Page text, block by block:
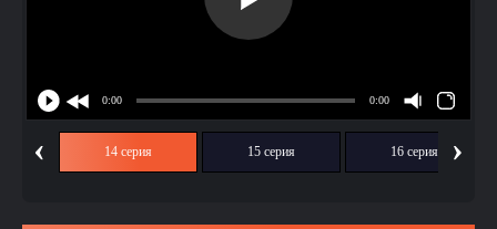
‹ 14 серия 15 серия 16 серия ›